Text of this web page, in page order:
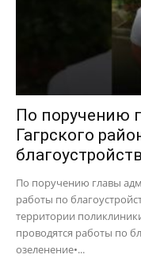
По поручению
Гагрского
По поручению главы
работы по
территории
проводятся работы по
озеленение•...